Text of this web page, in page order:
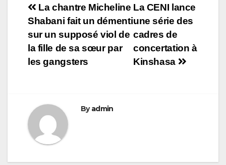
Navigation
de
l’article
La CENI lance
une série des
cadres de
concertation à
Kinshasa
La chantre Micheline
Shabani fait un démenti
sur un supposé viol de
la fille de sa sœur par
les gangsters
Byadmin